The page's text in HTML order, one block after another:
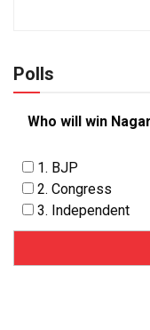
Polls
Who will win
1. BJP
2. Congress
3. Independent